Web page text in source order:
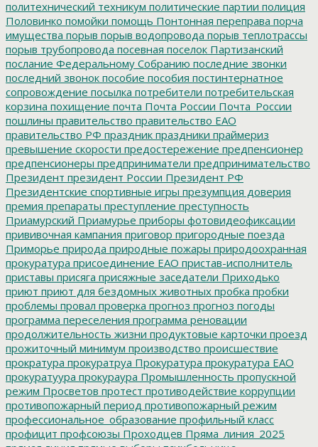
политехнический техникум политические партии полиция
Половинко помойки помощь Понтонная переправа порча
имущества порыв порыв водопровода порыв теплотрассы
порыв трубопровода посевная поселок Партизанский
послание Федеральному Собранию последние звонки
последний звонок пособие пособия постинтернатное
сопровождение посылка потребители потребительская
корзина похищение почта Почта России Почта_России
пошлины правительство правительство ЕАО
правительство РФ праздник праздники праймериз
превышение скорости предостережение предпенсионер
предпенсионеры предприниматели предпринимательство
Президент президент России Президент РФ
Президентские спортивные игры презумпция доверия
премия препараты преступление преступность
Приамурский Приамурье приборы фотовидеофиксации
прививочная кампания приговор пригородные поезда
Приморье природа природные пожары природоохранная
прокуратура присоединение ЕАО пристав-исполнитель
приставы присяга присяжные заседатели Приходько
приют приют для бездомных животных пробка пробки
проблемы провал проверка прогноз прогноз погоды
программа переселения программа реновации
продолжительность жизни продуктовые карточки проезд
прожиточный минимум производство происшествие
прократура прокуратруа Прокуратура прокуратура ЕАО
прокуратуура прокураура Промышленность пропускной
режим Просветов протест противодействие коррупции
противопожарный период противопожарный режим
профессиональное_образование профильный класс
профицит профсоюзы Проходцев Пряма_линия_2025